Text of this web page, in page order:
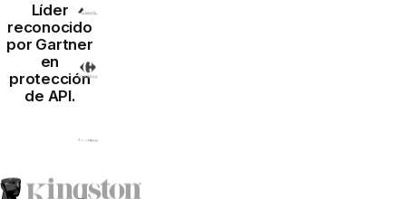
Líder
reconocido
por Gartner
en
protección
de API.